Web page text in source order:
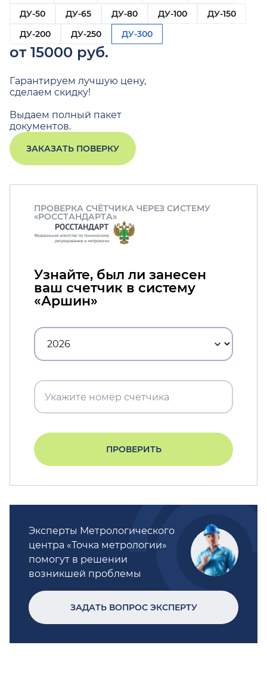
ДУ-50
ДУ-65 ДУ-80 ДУ-100
ДУ-150
ДУ-200
ДУ-250 ДУ-300
от 15000 руб.
Гарантируем лучшую цену,
сделаем скидку!
Выдаем полный пакет
документов.
ЗАКАЗАТЬ ПОВЕРКУ
ПРОВЕРКА СЧЁТЧИКА ЧЕРЕЗ СИСТЕМУ
«РОССТАНДАРТА»
Узнайте, был ли занесен
ваш счетчик в систему
«Аршин»
ПРОВЕРИТЬ
Эксперты Метрологического
центра «Точка метрологии»
помогут в решении
возникшей проблемы
ЗАДАТЬ ВОПРОС ЭКСПЕРТУ